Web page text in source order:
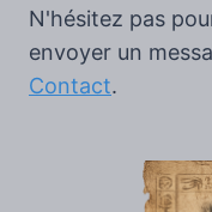
N'hésitez pas
envoyer un
Contact.